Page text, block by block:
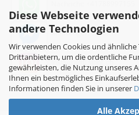
Diese Webseite
andere Technologien
Wir verwenden Cookies und
Drittanbietern, um die ordentliche
gewährleisten, die Nutzung unseres
Ihnen ein bestmögliches
Informationen finden Sie in unserer
Alle
Messenger: sinni.ch
Instagram: sinni_ch